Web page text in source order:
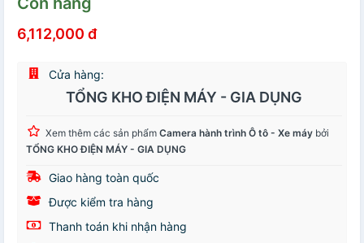
6,112,000 đ
Cửa hàng:
TỔNG KHO ĐIỆN MÁY - GIA DỤNG
Xem thêm các sản phẩm Camera hành trình Ô tô - Xe máy bởi
TỔNG KHO ĐIỆN MÁY - GIA DỤNG
Giao hàng toàn quốc
Được kiểm tra hàng
Thanh toán khi nhận hàng